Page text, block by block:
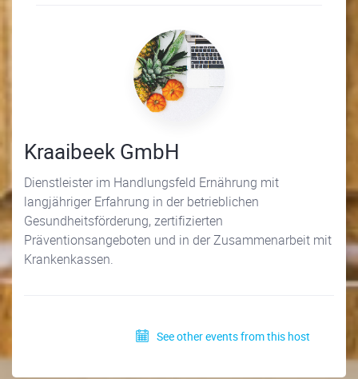
Kraaibeek GmbH
Dienstleister im Handlungsfeld Ernährung mit
langjähriger Erfahrung in der betrieblichen
Gesundheitsförderung, zertifizierten
Präventionsangeboten und in der Zusammenarbeit mit
Krankenkassen.
See other events from this host